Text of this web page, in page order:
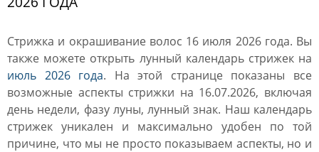
Стрижка и окрашивание волос 16 июля 2026 года. Вы
также можете открыть лунный календарь стрижек на
июль 2026 года. На этой странице показаны все
возможные аспекты стрижки на 16.07.2026, включая
день недели, фазу луны, лунный знак. Наш календарь
стрижек уникален и максимально удобен по той
причине, что мы не просто показываем аспекты, но и